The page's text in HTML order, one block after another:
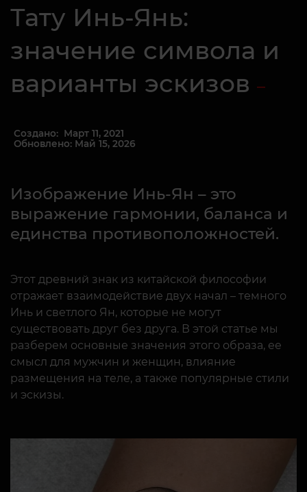
Тату Инь-Янь:
значение символа и
варианты эскизов
Создано: Март 11, 2021
Обновлено: Май 15, 2026
Изображение Инь-Ян – это
выражение гармонии, баланса и
единства противоположностей.
Этот древний знак из китайской философии
отражает взаимодействие двух начал – темного
Инь и светлого Ян, которые не могут
существовать друг без друга. В этой статье мы
разберем основные значения этого образа, ее
смысл для мужчин и женщин, влияние
размещения на теле, а также популярные стили
и эскизы.